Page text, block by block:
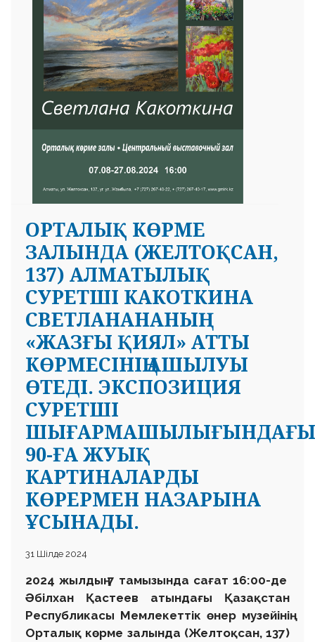
ОРТАЛЫҚ КӨРМЕ
ЗАЛЫНДА (ЖЕЛТОҚСАН,
137) АЛМАТЫЛЫҚ
СУРЕТШІ КАКОТКИНА
СВЕТЛАНАНАНЫҢ
«ЖАЗҒЫ ҚИЯЛ» АТТЫ
КӨРМЕСІНІҢ АШЫЛУЫ
ӨТЕДІ. ЭКСПОЗИЦИЯ
СУРЕТШІ
ШЫҒАРМАШЫЛЫҒЫНДАҒЫ
90-ҒА ЖУЫҚ
КАРТИНАЛАРДЫ
КӨРЕРМЕН НАЗАРЫНА
ҰСЫНАДЫ.
31 Шілде 2024
2024 жылдың 7 тамызында сағат 16:00-де
Әбілхан Қастеев атындағы Қазақстан
Республикасы Мемлекеттік өнер музейінің
Орталық көрме залында (Желтоқсан, 137)